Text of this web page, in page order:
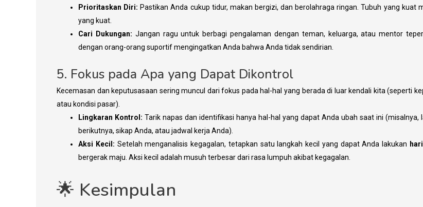
Prioritaskan Diri: Pastikan Anda cukup tidur, makan bergizi, dan berolahraga ringan. Tubuh yang kuat
yang kuat.
Cari Dukungan: Jangan ragu untuk berbagi pengalaman dengan teman, keluarga, atau mentor
dengan orang-orang suportif mengingatkan Anda bahwa Anda tidak sendirian.
​5. Fokus pada Apa yang Dapat Dikontrol
​Kecemasan dan keputusasaan sering muncul dari fokus pada hal-hal yang berada di luar kendali kita (seperti
atau kondisi pasar).
Lingkaran Kontrol: Tarik napas dan identifikasi hanya hal-hal yang dapat Anda ubah saat ini (misalnya,
berikutnya, sikap Anda, atau jadwal kerja Anda).
Aksi Kecil: Setelah menganalisis kegagalan, tetapkan satu langkah kecil yang dapat Anda lakukan
bergerak maju. Aksi kecil adalah musuh terbesar dari rasa lumpuh akibat kegagalan.
​🌟 Kesimpulan